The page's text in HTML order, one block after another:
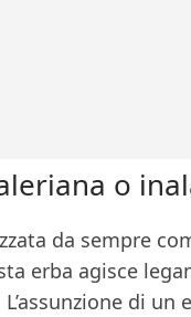
o
da sempre
erba agisce
di